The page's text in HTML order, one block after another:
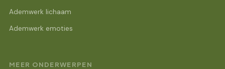
Ademwerk lichaam
Ademwerk emoties
MEER ONDERWERPEN